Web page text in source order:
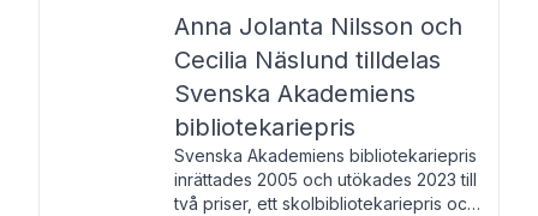
Anna Jolanta Nilsson och
Cecilia Näslund tilldelas
Svenska Akademiens
bibliotekariepris
Svenska Akademiens bibliotekariepris
inrättades 2005 och utökades 2023 till
två priser, ett skolbibliotekariepris och